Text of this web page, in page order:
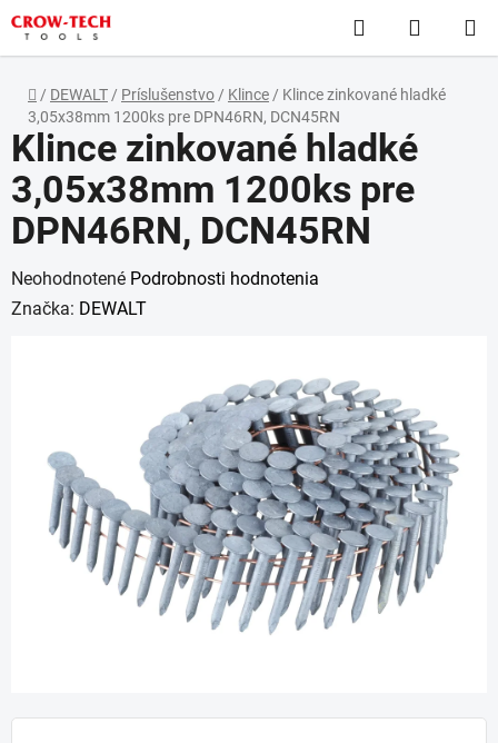
Prejsť
na
obsah
Hľadať
KOŠÍK
Domov
/ DEWALT / Príslušenstvo / Klince / Klince zinkované hladké
3,05x38mm 1200ks pre DPN46RN, DCN45RN
Klince zinkované hladké
3,05x38mm 1200ks pre
DPN46RN, DCN45RN
Priemerné
hodnotenie
hviezdičiek.
Neohodnotené Podrobnosti hodnotenia
Značka: DEWALT